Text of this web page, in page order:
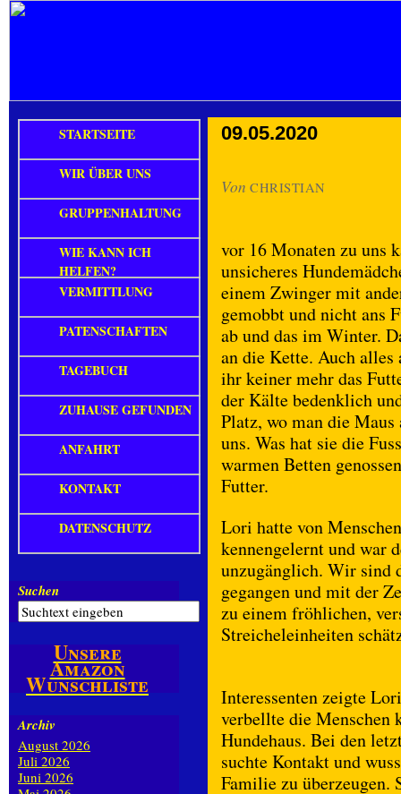
09.05.2020
Von CHRISTIAN
vor 16 Monaten zu uns
unsicheres
einem Zwinger mit
gemobbt und nicht ans
ab und das im Winter.
an die Kette. Auch alles
ihr keiner mehr das
der Kälte bedenklich
Platz, wo man die
uns. Was hat sie die
warmen Betten
Futter.
Lori hatte von
kennengelernt und war
unzugänglich. Wir sind
gegangen und mit der
zu einem fröhlichen,
Streicheleinheiten
Interessenten zeigte
verbellte die Menschen
Hundehaus. Bei den
suchte Kontakt und
Familie zu
STARTSEITE
WIR ÜBER UNS
GRUPPENHALTUNG
WIE KANN ICH
HELFEN?
VERMITTLUNG
PATENSCHAFTEN
TAGEBUCH
ZUHAUSE GEFUNDEN
ANFAHRT
KONTAKT
DATENSCHUTZ
Suchen
Unsere
Amazon
Wunschliste
Archiv
August 2026
Juli 2026
Juni 2026